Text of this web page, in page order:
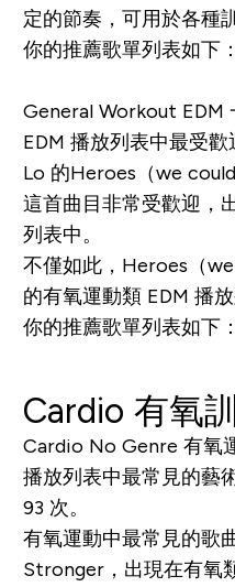
定的節奏，可用於各種
你的推薦歌單列表如下：
General Workout EDM
EDM 播放列表中最受
Lo 的Heroes（we could
這首曲目非常受歡迎，
列表中。
不僅如此， Heroes（we
的有氧運動類 EDM 播放
你的推薦歌單列表如下：
Cardio 有氧
Cardio No Genre 有氧
播放列表中最常見的藝
93 次。
有氧運動中最常見的歌
Stronger，出現在有氧